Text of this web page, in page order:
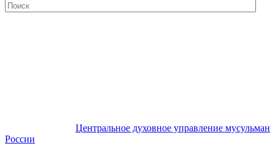
Центральное духовное управление мусульман
России